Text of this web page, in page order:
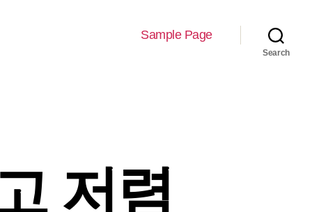
Sample Page
Search
저렴